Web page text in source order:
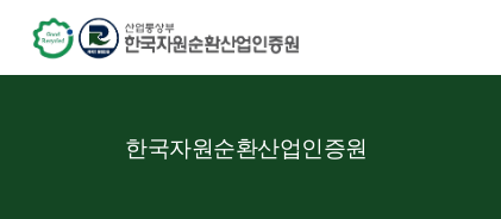
한국자원순환산업인증원